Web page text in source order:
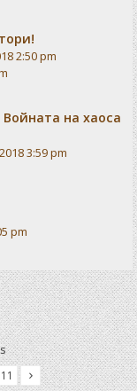
2:50 pm
на хаоса
3:59 pm
pm
11